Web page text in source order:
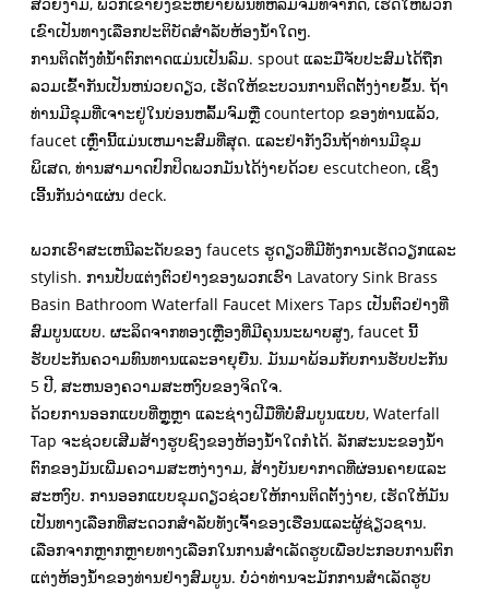
ເຂົາເປັນທາງເລືອກປະຕິບັດສໍາລັບຫ້ອງນ້ໍາໃດໆ.
ການຕິດຕັ້ງທໍ່ນໍ້າຕົກຕາດແມ່ນເປັນລົມ. spout ແລະມືຈັບປະສົມໄດ້ຖືກ
ລວມເຂົ້າກັນເປັນຫນ່ວຍດຽວ, ເຮັດໃຫ້ຂະບວນການຕິດຕັ້ງງ່າຍຂຶ້ນ. ຖ້າ
ທ່ານມີຂຸມທີ່ເຈາະຢູ່ໃນບ່ອນຫລົ້ມຈົມຫຼື countertop ຂອງທ່ານແລ້ວ,
faucet ເຫຼົ່ານີ້ແມ່ນເຫມາະສົມທີ່ສຸດ. ແລະຢ່າກັງວົນຖ້າທ່ານມີຂຸມ
ພິເສດ, ທ່ານສາມາດປົກປິດພວກມັນໄດ້ງ່າຍດ້ວຍ escutcheon, ເຊິ່ງ
ເອີ້ນກັນວ່າແຜ່ນ deck.
ພວກ​ເຮົາ​ສະ​ເຫນີ​ລະ​ດັບ​ຂອງ faucets ຮູ​ດຽວ​ທີ່​ມີ​ທັງ​ການ​ເຮັດ​ວຽກ​ແລະ
stylish​. ການປັບແຕ່ງຕົວຢ່າງຂອງພວກເຮົາ Lavatory Sink Brass
Basin Bathroom Waterfall Faucet Mixers Taps ເປັນຕົວຢ່າງທີ່
ສົມບູນແບບ. ຜະລິດຈາກທອງເຫຼືອງທີ່ມີຄຸນນະພາບສູງ, faucet ນີ້
ຮັບປະກັນຄວາມທົນທານແລະອາຍຸຍືນ. ມັນມາພ້ອມກັບການຮັບປະກັນ
5 ປີ, ສະຫນອງຄວາມສະຫງົບຂອງຈິດໃຈ.
ດ້ວຍການອອກແບບທີ່ຫຼູຫຼາ ແລະຊ່າງຝີມືທີ່ບໍ່ສົມບູນແບບ, Waterfall
Tap ຈະຊ່ວຍເສີມສ້າງຮູບຊົງຂອງຫ້ອງນ້ຳໃດກໍໄດ້. ລັກສະນະຂອງນ້ໍາ
ຕົກຂອງມັນເພີ່ມຄວາມສະຫງ່າງາມ, ສ້າງບັນຍາກາດທີ່ຜ່ອນຄາຍແລະ
ສະຫງົບ. ການອອກແບບຂຸມດຽວຊ່ວຍໃຫ້ການຕິດຕັ້ງງ່າຍ, ເຮັດໃຫ້ມັນ
ເປັນທາງເລືອກທີ່ສະດວກສໍາລັບທັງເຈົ້າຂອງເຮືອນແລະຜູ້ຊ່ຽວຊານ.
ເລືອກຈາກຫຼາກຫຼາຍທາງເລືອກໃນການສໍາເລັດຮູບເພື່ອປະກອບການຕົກ
ແຕ່ງຫ້ອງນ້ໍາຂອງທ່ານຢ່າງສົມບູນ. ບໍ່ວ່າທ່ານຈະມັກການສໍາເລັດຮູບ